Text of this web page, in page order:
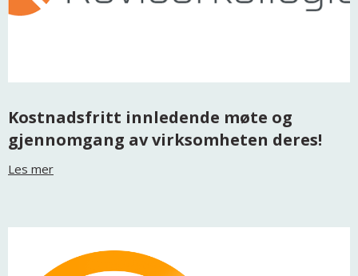
Kostnadsfritt innledende møte og
gjennomgang av virksomheten deres!
Les mer